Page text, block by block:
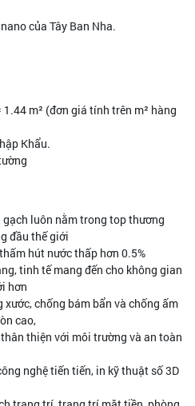
của Tây Ban Nha.
m² (đơn giá tính trên m² hàng
Khẩu.
luôn nằm trong top thương
đầu thế giới
hút nước thấp hơn 0.5%
tinh tế mang đến cho không gian
hơn
chống bám bẩn và chống ấm
cao,
thiện với môi trường và an toàn
nghệ tiến tiến, in kỹ thuật số 3D